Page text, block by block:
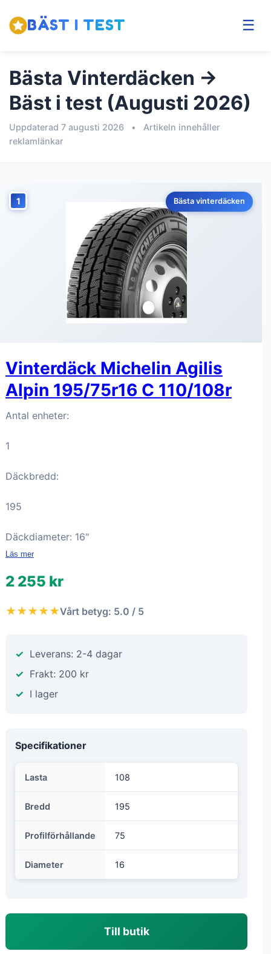
BÄST I TEST ☰
Bästa Vinterdäcken →
Bäst i test (Augusti 2026)
Uppdaterad 7 augusti 2026 •
Artikeln innehåller
reklamlänkar
1 Bästa vinterdäcken
Vinterdäck Michelin Agilis
Alpin 195/75r16 C 110/108r
Antal enheter:
1
Däckbredd:
195
Däckdiameter: 16"
Läs mer
2 255 kr
★★★★★Vårt betyg: 5.0 / 5
Leverans: 2-4 dagar
Frakt: 200 kr
I lager
Specifikationer
Lasta 108
Bredd 195
Profilförhållande 75
Diameter 16
Till butik